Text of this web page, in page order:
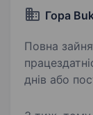
Гора
Повна зайнятість. Вимоги:
працездатність комунікабельність
днів або постійна